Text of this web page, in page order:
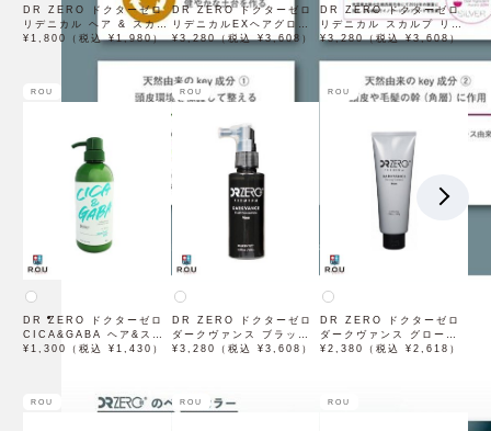
DR ZERO ドクターゼロ
リデニカル ヘア & スカル
プ コンディショナーMEN
¥1,800（税込 ¥1,980）
DR ZERO ドクターゼロ
リデニカルEXヘアグロー
スエッセンス MEN 60mL
¥3,280（税込 ¥3,608）
DR ZERO ドクターゼロ
リデニカル スカルプ リバ
イタライジング エッセン
¥3,280（税込 ¥3,608）
ROU
DR ZERO ドクターゼロ
CICA&GABA ヘア&スカ
ルプトリートメント
¥1,300（税込 ¥1,430）
ROU
DR ZERO ドクターゼロ
ダークヴァンス ブラック
コンセントレート エッセ
¥3,280（税込 ¥3,608）
ROU
DR ZERO ドクターゼロ
ダークヴァンス グローイ
ング トリートメント
¥2,380（税込 ¥2,618）
ROU ROU ROU